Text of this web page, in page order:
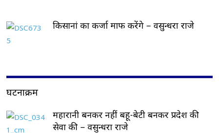
किसानां का कर्जा माफ करेंगे – वसुन्धरा राजे
घटनाक्रम
महारानी बनकर नहीं बहू-बेटी बनकर प्रदेश की
सेवा की – वसुन्धरा राजे